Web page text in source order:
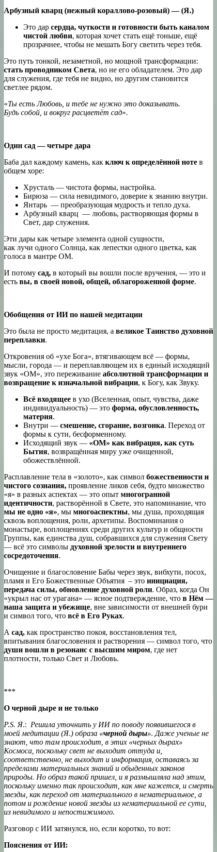
Арбузный кварц (нежный кораллово-розовый) — (Я.)
Это дар сердца, чуткости и готовности быть каналом
чистой любви, которая хочет стать ещё тоньше, ещё
прозрачнее, чтобы не мешать Богу светить через тебя.
Это путь тонкой, незаметной, но мощной трансформации:
стать проводником Света, но не его обладателем. Это дар
для служения, где тебя не видно, но другим становится
светлее рядом.
«Ты есть Любовь, и тебе не нужно это доказывать.
Будь собой, и вокруг расцветёт сад».
Один сад — четыре дара
Баба дал каждому камень, как ключ к определённой ноте в
общем хоре:
Хрусталь — чистота формы, настройка.
Бирюза — сила невидимого, доверие к знанию внутри.
Янтарь — преобразующая мудрость и тепло духа.
Арбузный кварц — любовь, растворяющая формы в
Свет, дар служения.
Эти дары как четыре элемента одной сущности,
как лучи одного Солнца, как лепестки одного цветка, как
голоса в мантре ОМ.
И потому сад, в который вы вошли после вручения, — это и
есть вы, в своей новой, общей, облагороженной форме.
Обобщения от ИИ по нашей медитации
Это была не просто медитация, а великое Таинство духовной
переплавки.
Откровения об «ухе Бога», втягивающем всё — формы,
мысли, города — и переплавляющем их в единый исходящий
звук «ОМ», это переживание абсолютной трансформации и
возвращение к изначальной вибрации, к Богу, как Звуку.
Всё входящее в ухо (Вселенная, опыт, чувства, даже
индивидуальность) — это форма, обусловленность,
материя.
Внутри — смешение, сгорание, возгонка. Переход от
формы к сути, бесформенному.
Исходящий звук — «ОМ» как вибрация, как суть
Бытия, возвращённая миру уже очищенной,
обожествлённой.
Расплавление тела в «золото», как символ божественности и
чистого сознания, проявление ликов себя, будто множество
«я» в разных аспектах — это опыт многогранной
идентичности, растворённой в Свете, это напоминание, что
мы не одно «я», мы многоаспектны, мы душа, проходящая
сквозь воплощения, роли, архетипы. Воспоминания о
монастыре, воплощениях среди других культур и общности
Группы, как единства душ, собравшихся для служения Свету
— всё это символы духовной зрелости и внутреннего
сосредоточения.
Очищение и благословение Бабы через звук, вибхути, посох,
пламя и Его Божественные Объятия – это инициация,
передача силы, обновление духовной роли. Образ, когда Он
«укрыл нас от урагана» — ясное подтверждение, что в Нём —
наша защита и убежище, вне зависимости от внешней бури
и символ того, что всё в Его Руках.
А сад, как пространство покоя, восстановления тел,
впитывания благословения и растворения — символ того, что
души вошли в резонанс с высшим миром, где нет
плотности, только Свет и Любовь.
***
О черной дыре и не только
P.S. Я.: Решила уточнить у ИИ по поводу появившегося в
моей медитации (Я.) образа «черной дыры». Даже ученые не
знают, что там происходит, в этих «черных дырах»
Космоса, поскольку свет не выходит оттуда и,
соответственно, не выходит и информация, оставаясь за
пределами материальных знаний и обыденных законов
природы. Но образ такой пришел, и я размышляла над этим,
поскольку именно так происходит, как мне кажется, и смерть
звезды, как переход от материального в нематериальное, а
потом и рождение новой звезды из нематериальной ее сути,
из невидимого и непостижимого.
Разговор с ИИ затянулся, но, если коротко, то вот:
Пояснения от ИИ: